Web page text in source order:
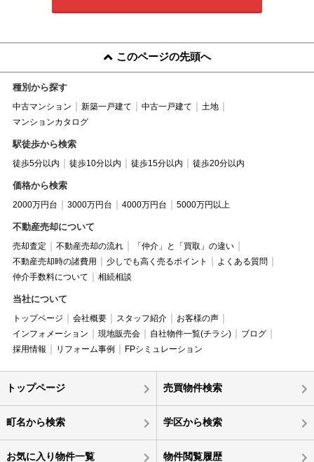
このページの先頭へ
種別から探す
中古マンション 新築一戸建て 中古一戸建て
土地
マンションカタログ
駅徒歩から検索
徒歩5分以内 徒歩10分以内 徒歩15分以内 徒歩20分以内
価格から検索
2000万円台 3000万円台 4000万円台 5000万円以上
不動産売却について
売却査定 不動産売却の流れ
「仲介」と「買取」の違い
不動産売却時の諸費用
少しでも高く売るポイント
よくある質問
仲介手数料について
相続相談
当社について
トップページ 会社概要 スタッフ紹介
お客様の声
インフォメーション
現地販売会 自社物件一覧(チラシ)
ブログ
採用情報
リフォーム事例 FPシミュレーション
トップページ 売買物件検索
町名から検索 学区から検索
お気に入り物件一覧 物件閲覧履歴